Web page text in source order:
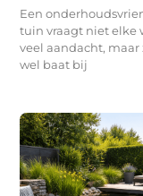
Een
tuin vraagt niet elke
veel aandacht, maar
wel baat bij